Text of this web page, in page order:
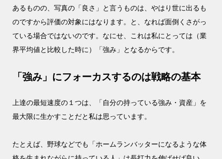
あるものの、写真の「良さ」と言うものは、やはり世に出るも
のですから評価の対象にはなります。と、なれば面倒くさがっ
ている場合ではないのです。なにせ、これは私にとっては（業
界平均値と比較した時に）「強み」となるからです。
「強み」にフォーカスするのは戦略の基本
上達の最短速度の１つは、「自分の持っている強み・資産」を
最大限に生かすことだと私は思っています。
たとえば、野球などでも「ホームランバッターになるような体